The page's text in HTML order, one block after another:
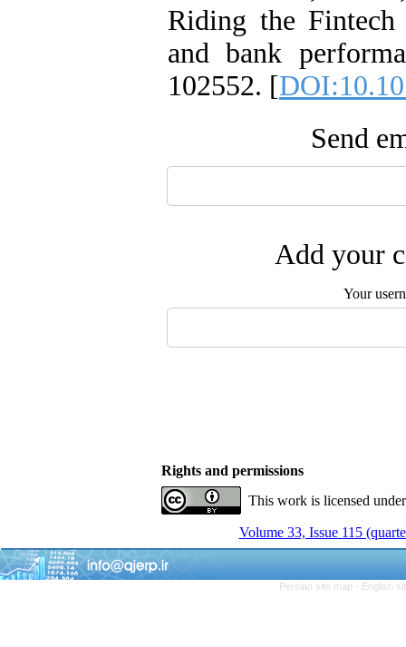
Riding the Fintech
and bank
102552. [
Send
Add your
Your
Rights and permissions
This work is licensed
Volume 33, Issue 115
Persian site map - English